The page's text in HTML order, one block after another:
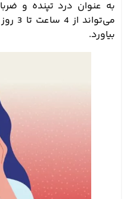
به عنوان درد تپنده و
می‌تواند
بیاورد.